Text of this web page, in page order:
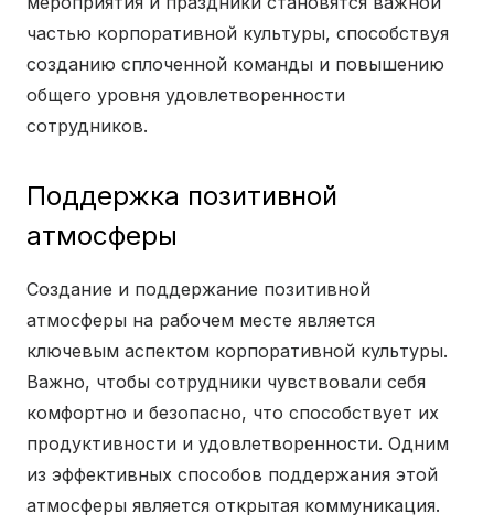
частью корпоративной культуры, способствуя
созданию сплоченной команды и повышению
общего уровня удовлетворенности
сотрудников.
Поддержка позитивной
атмосферы
Создание и поддержание позитивной
атмосферы на рабочем месте является
ключевым аспектом корпоративной культуры.
Важно, чтобы сотрудники чувствовали себя
комфортно и безопасно, что способствует их
продуктивности и удовлетворенности. Одним
из эффективных способов поддержания этой
атмосферы является открытая коммуникация.